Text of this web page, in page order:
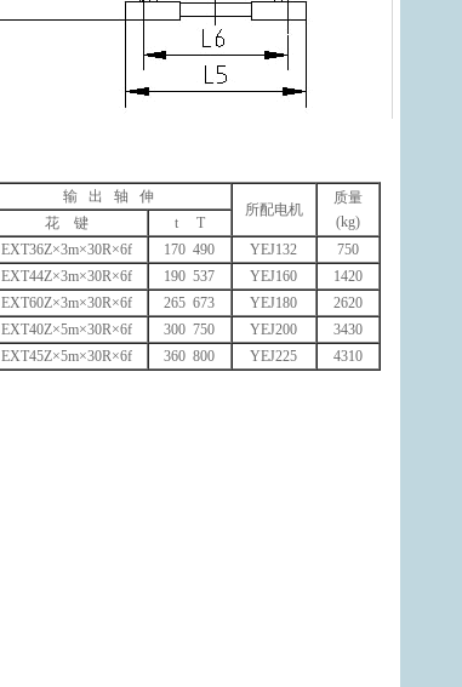
输 出 轴 伸
所配电机
质量
(kg)
花 键
t T
EXT36Z×3m×30R×6f 170 490 YEJ132
750
EXT44Z×3m×30R×6f 190 537 YEJ160
1420
EXT60Z×3m×30R×6f 265 673 YEJ180
2620
EXT40Z×5m×30R×6f 300 750 YEJ200
3430
EXT45Z×5m×30R×6f 360 800 YEJ225 4310